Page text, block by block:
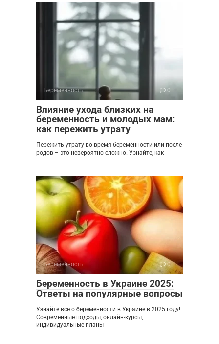
Беременность 0
Влияние ухода близких на
беременность и молодых мам:
как пережить утрату
Пережить утрату во время беременности или после
родов – это невероятно сложно. Узнайте, как
Беременность 0
Беременность в Украине 2025:
Ответы на популярные вопросы
Узнайте все о беременности в Украине в 2025 году!
Современные подходы, онлайн-курсы,
индивидуальные планы